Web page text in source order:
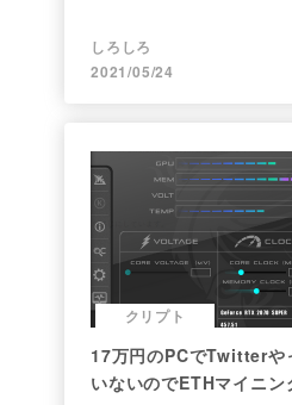
しろしろ
2021/05/24
クリプト
17万円のPCでTwitterや
いないのでETHマイニン